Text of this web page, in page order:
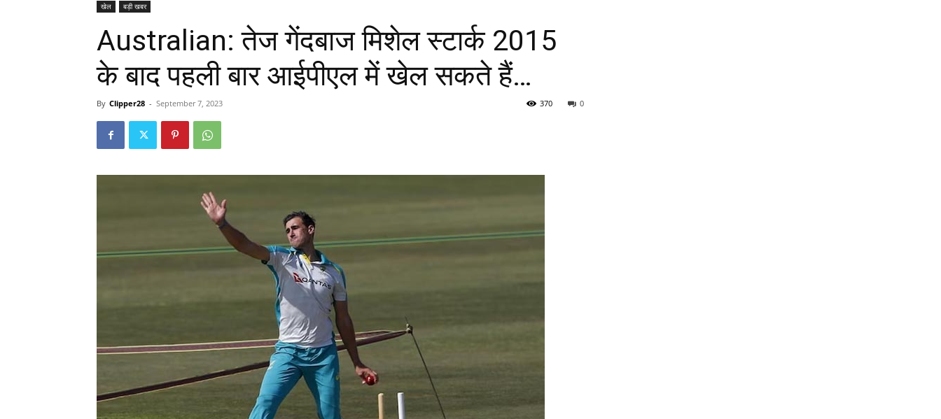
खेल बड़ी खबर
Australian: तेज गेंदबाज मिशेल स्टार्क 2015
के बाद पहली बार आईपीएल में खेल सकते हैं…
By Clipper28 - September 7, 2023 0
370